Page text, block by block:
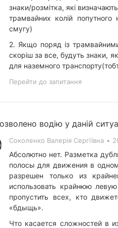
знаки/розмітка, які
трамвайних колій
смугу)
2. Якщо поряд із
скоріш за все, будуть знаки,
для наземного
Перейти до запитання
водію у даній
Соколенко Валерія Сергіївна •
Абсолютно нет. Разметка
полосы для движения в
разрешен только из
использовать крайнюю
пропустить всех, кто
«бдыщь».
Что касается сложностей в